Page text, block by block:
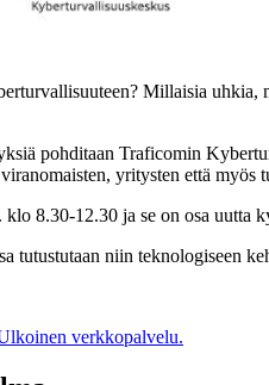
Millaisia uhkia,
pohditaan Traficomin
yritysten että myös
klo 8.30-12.30 ja se on osa
tutustutaan niin teknologiseen
verkkopalvelu.